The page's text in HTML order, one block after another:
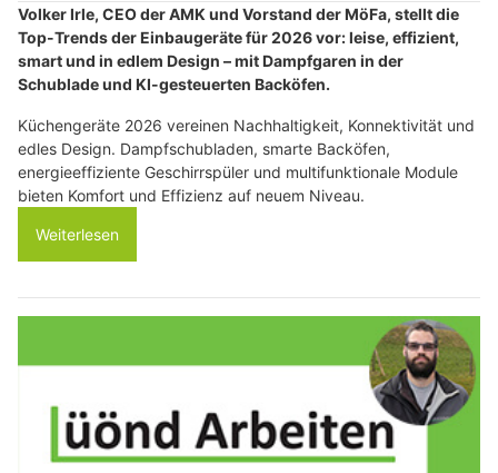
Volker Irle, CEO der AMK und Vorstand der MöFa, stellt die
Top-Trends der Einbaugeräte für 2026 vor: leise, effizient,
smart und in edlem Design – mit Dampfgaren in der
Schublade und KI-gesteuerten Backöfen.
Küchengeräte 2026 vereinen Nachhaltigkeit, Konnektivität und
edles Design. Dampfschubladen, smarte Backöfen,
energieeffiziente Geschirrspüler und multifunktionale Module
bieten Komfort und Effizienz auf neuem Niveau.
Weiterlesen